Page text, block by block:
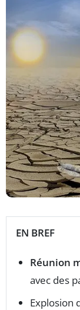
EN BREF
Réunion
avec des
Explosion